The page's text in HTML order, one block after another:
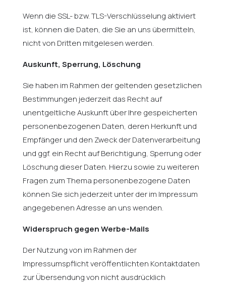
Wenn die SSL- bzw. TLS-Verschlüsselung aktiviert
ist, können die Daten, die Sie an uns übermitteln,
nicht von Dritten mitgelesen werden.
Auskunft, Sperrung, Löschung
Sie haben im Rahmen der geltenden gesetzlichen
Bestimmungen jederzeit das Recht auf
unentgeltliche Auskunft über Ihre gespeicherten
personenbezogenen Daten, deren Herkunft und
Empfänger und den Zweck der Datenverarbeitung
und ggf. ein Recht auf Berichtigung, Sperrung oder
Löschung dieser Daten. Hierzu sowie zu weiteren
Fragen zum Thema personenbezogene Daten
können Sie sich jederzeit unter der im Impressum
angegebenen Adresse an uns wenden.
Widerspruch gegen Werbe-Mails
Der Nutzung von im Rahmen der
Impressumspflicht veröffentlichten Kontaktdaten
zur Übersendung von nicht ausdrücklich